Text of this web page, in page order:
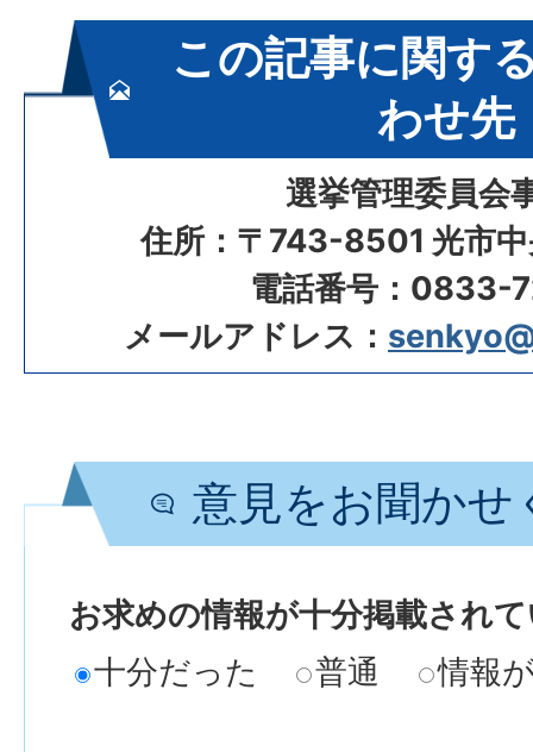
この記事に関す
わせ先
選挙管理委員会
住所：〒743-8501 光市中
電話番号：0833-
メールアドレス：
意見をお聞かせ
お求めの情報が十分掲載され
十分だった
普通 情報